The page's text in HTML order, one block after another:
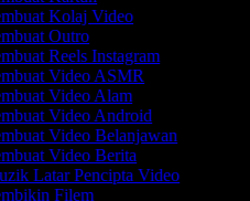
Kolaj Video
Outro
Reels Instagram
Video ASMR
Video Alam
Video Android
Video Belanjawan
Video Berita
Latar Pencipta Video
Filem